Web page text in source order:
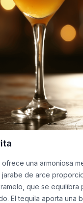
ofrece una armoniosa
jarabe de arce
que se
El tequila aporta una